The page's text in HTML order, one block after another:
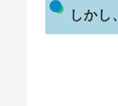
しかし